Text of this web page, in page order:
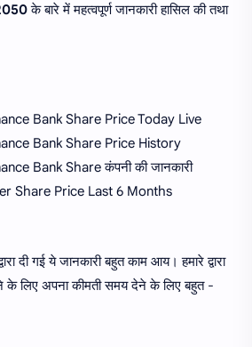
के बारे में महत्वपूर्ण जानकारी हासिल की तथा
Bank Share Price Today Live
Bank Share Price History
Bank Share कंपनी की जानकारी
Share Price Last 6 Months
दी गई ये जानकारी बहुत काम आय। हमारे द्वारा
के लिए अपना कीमती समय देने के लिए बहुत -